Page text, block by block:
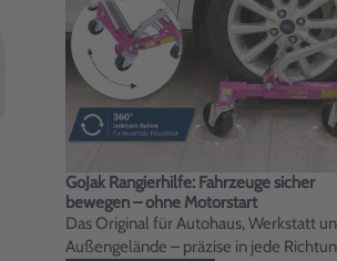
GoJak Rangierhilfe: Fahrzeuge sicher
bewegen – ohne Motorstart
Das Original für Autohaus, Werkstatt
Außengelände – präzise in jede